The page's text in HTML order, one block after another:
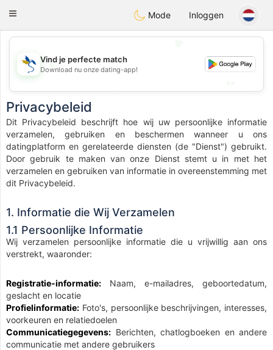
SvenskaDating
Toggle
Mode Inloggen
💖
💕
Vind je perfecte match
Download nu onze dating-app!
Privacybeleid
Dit Privacybeleid beschrijft hoe wij uw persoonlijke informatie
verzamelen, gebruiken en beschermen wanneer u ons
datingplatform en gerelateerde diensten (de "Dienst") gebruikt.
Door gebruik te maken van onze Dienst stemt u in met het
verzamelen en gebruiken van informatie in overeenstemming met
dit Privacybeleid.
1. Informatie die Wij Verzamelen
1.1 Persoonlijke Informatie
Wij verzamelen persoonlijke informatie die u vrijwillig aan ons
verstrekt, waaronder:
Registratie-informatie: Naam, e-mailadres, geboortedatum,
geslacht en locatie
Profielinformatie: Foto's, persoonlijke beschrijvingen, interesses,
voorkeuren en relatiedoelen
Communicatiegegevens: Berichten, chatlogboeken en andere
communicatie met andere gebruikers